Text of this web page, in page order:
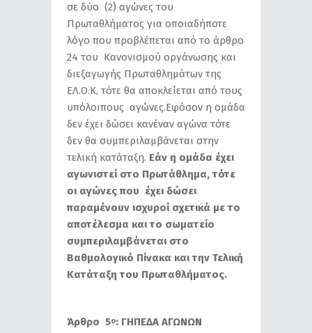
σε δύο (2) αγώνες του
Πρωταθλήματος για οποιαδήποτε
λόγο που προβλέπεται από το άρθρο
24 του Κανονισμού οργάνωσης και
διεξαγωγής Πρωταθλημάτων της
ΕΛ.Ο.Κ, τότε θα αποκλείεται από τους
υπόλοιπους αγώνες.Εφόσον η ομάδα
δεν έχει δώσει κανέναν αγώνα τότε
δεν θα συμπεριλαμβάνεται στην
τελική κατάταξη. Εάν η ομάδα έχει
αγωνιστεί στο Πρωτάθλημα, τότε
οι αγώνες που έχει δώσει
παραμένουν ισχυροί σχετικά με το
αποτέλεσμα και το σωματείο
συμπεριλαμβάνεται στο
Βαθμολογικό Πίνακα και την Τελική
Κατάταξη του Πρωταθλήματος.
Άρθρο 5ο: ΓΗΠΕΔΑ ΑΓΩΝΩΝ